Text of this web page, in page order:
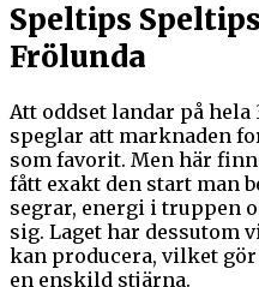
Speltips
Frölunda
Att oddset landar på hela
speglar att marknaden
som favorit. Men här
fått exakt den start man
segrar, energi i truppen
sig. Laget har dessutom
kan producera, vilket
en enskild stjärna.